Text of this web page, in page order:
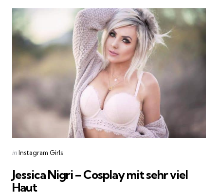
Categories
Posted
inInstagram Girls
Jessica Nigri – Cosplay mit sehr viel
Haut